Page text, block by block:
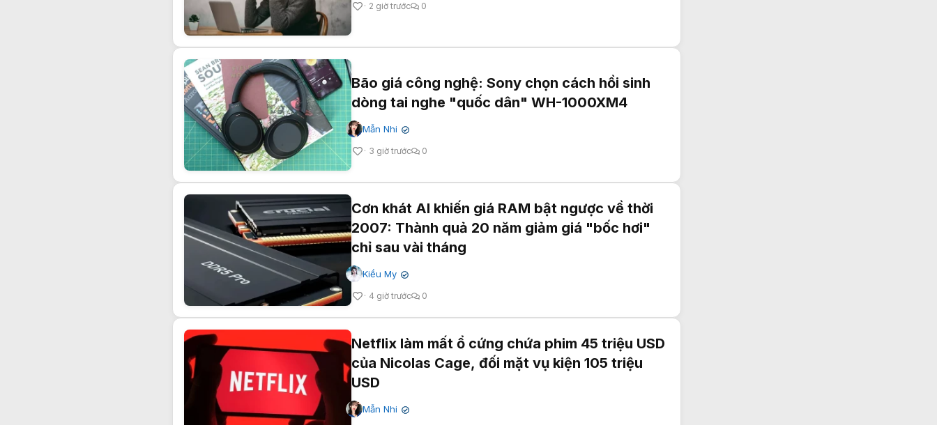
2 giờ trước 0
Bão giá công nghệ: Sony chọn cách hồi sinh
dòng tai nghe "quốc dân" WH-1000XM4
Mẫn Nhi ✔
3 giờ trước 0
Cơn khát AI khiến giá RAM bật ngược về thời
2007: Thành quả 20 năm giảm giá "bốc hơi"
chỉ sau vài tháng
Kiều My ✔
4 giờ trước 0
Netflix làm mất ổ cứng chứa phim 45 triệu USD
của Nicolas Cage, đối mặt vụ kiện 105 triệu
USD
Mẫn Nhi ✔